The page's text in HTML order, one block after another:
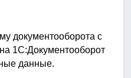
документооборота с
1С:Документооборот
данные.